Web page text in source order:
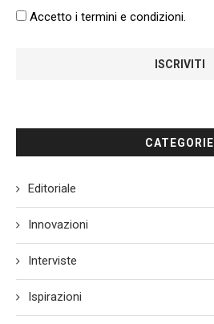
Accetto i termini e condizioni.
CATEGORIE
Editoriale
Innovazioni
Interviste
Ispirazioni